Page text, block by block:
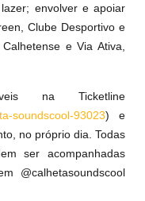
envolver e apoiar
Clube Desportivo e
e Via Ativa,
na Ticketline
soundscool-93023) e
no próprio dia. Todas
ser acompanhadas
@calhetasoundscool